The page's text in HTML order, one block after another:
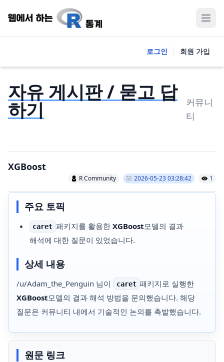
로그인 회원 가입
자유 게시판 / 묻고 답
하기
커뮤니
티
XGBoost
R Community 2026-05-23 03:28:42 1
주요 토픽
caret 패키지를 활용한 XGBoost모델의 결과
해석에 대한 질문이 있었습니다.
상세 내용
/u/Adam_the_Penguin 님이 caret 패키지로 실행한
XGBoost모델의 결과 해석 방법을 문의했습니다. 해당
질문은 커뮤니티 내에서 기술적인 논의를 촉발했습니다.
원문 링크